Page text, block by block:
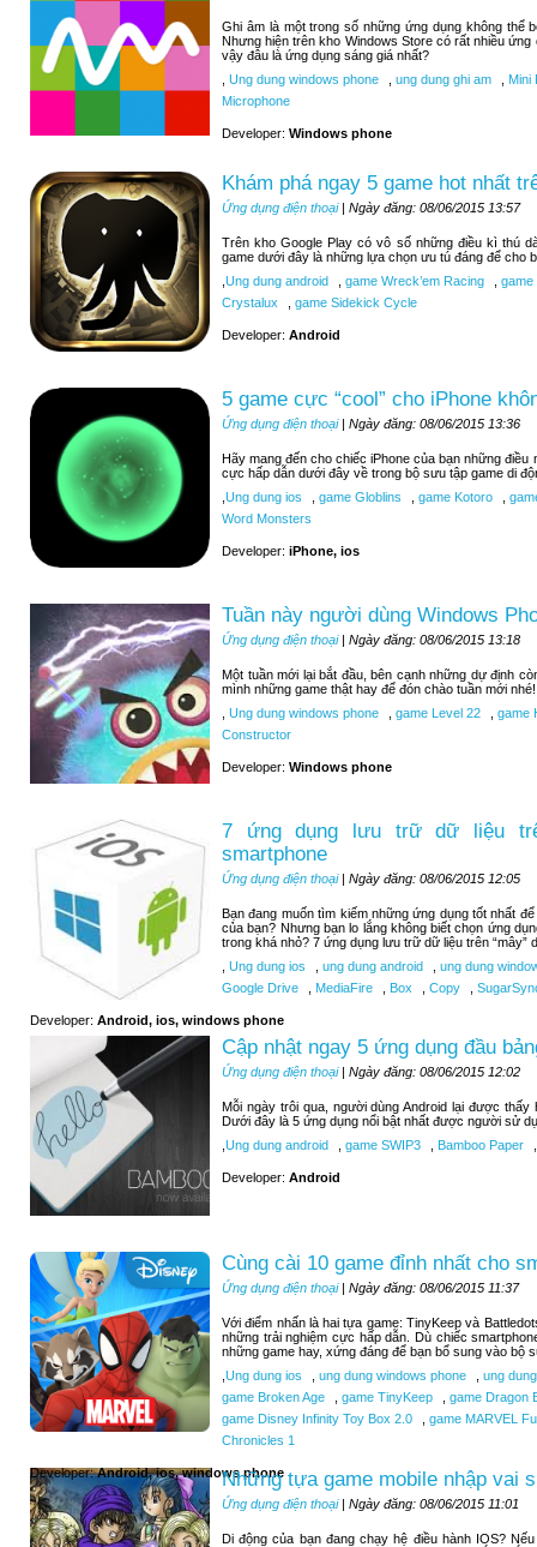
Ghi âm là một trong số những ứng dụng không thể
Nhưng hiện trên kho Windows Store có rất nhiều
vậy đâu là ứng dụng sáng giá nhất?
Ung dung windows phone ung dung ghi am
Mini
Microphone
Developer: Windows phone
Khám phá ngay 5 game hot nhất
Ứng dụng điện thoại| Ngày đăng: 08/06/2015 13:57
Trên kho Google Play có vô số những điều kì thú
game dưới đây là những lựa chọn ưu tú đáng để cho
Ung dung android game Wreck’em Racing
game
Crystalux
game Sidekick Cycle
Developer: Android
5 game cực “cool” cho iPhone
Ứng dụng điện thoại| Ngày đăng: 08/06/2015 13:36
Hãy mang đến cho chiếc iPhone của bạn những
cực hấp dẫn dưới đây về trong bộ sưu tập game di
Ung dung ios game Globlins game Kotoro
Word Monsters
Developer: iPhone, ios
Tuần này người dùng Windows
Ứng dụng điện thoại| Ngày đăng: 08/06/2015 13:18
Một tuần mới lại bắt đầu, bên cạnh những dự định
mình những game thật hay để đón chào tuần mới nhé!
Ung dung windows phone game Level 22
game
Constructor
Developer: Windows phone
7 ứng dụng lưu trữ dữ liệu
smartphone
Ứng dụng điện thoại| Ngày đăng: 08/06/2015 12:05
Bạn đang muốn tìm kiếm những ứng dụng tốt nhất
của bạn? Nhưng bạn lo lắng không biết chọn ứng
trong khá nhỏ? 7 ứng dụng lưu trữ dữ liệu trên “mây”
Ung dung ios ung dung android
ung dung
Google Drive
MediaFire Box Copy
Developer: Android, ios, windows phone
Cập nhật ngay 5 ứng dụng đầu
Ứng dụng điện thoại| Ngày đăng: 08/06/2015 12:02
Mỗi ngày trôi qua, người dùng Android lại được
Dưới đây là 5 ứng dụng nổi bật nhất được người sử
Ung dung android game SWIP3 Bamboo Paper
Developer: Android
Cùng cài 10 game đỉnh nhất cho
Ứng dụng điện thoại| Ngày đăng: 08/06/2015 11:37
Với điểm nhấn là hai tựa game: TinyKeep và
những trải nghiệm cực hấp dẫn. Dù chiếc
những game hay, xứng đáng để bạn bổ sung vào bộ
Ung dung ios ung dung windows phone
ung
game Broken Age
game TinyKeep
game Dragon
game Disney Infinity Toy Box 2.0
game MARVEL
Chronicles 1
Developer:Android, ios, windows phoneNhững tựa game mobile nhập vai
Ứng dụng điện thoại| Ngày đăng: 08/06/2015 11:01
Di động của bạn đang chạy hệ điều hành IOS?